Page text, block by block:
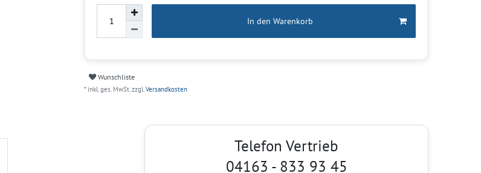
In den Warenkorb
Wunschliste
* inkl. ges. MwSt. zzgl.Versandkosten
Telefon Vertrieb
04163 - 833 93 45